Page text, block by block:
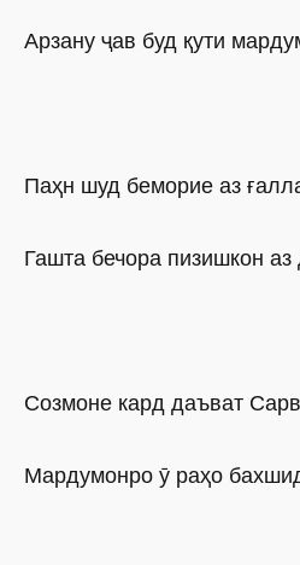
Арзану ҷав буд қути
Паҳн шуд беморие аз
Гашта бечора пизишкон
Созмоне кард даъват
Мардумонро ӯ раҳо